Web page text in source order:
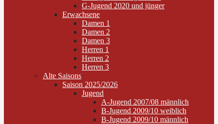
G-Jugend 2020 und jünger
Erwachsene
Damen 1
Damen 2
Damen 3
Herren 1
Herren 2
Herren 3
Alte Saisons
Saison 2025/2026
Jugend
A-Jugend 2007/08 männlich
B-Jugend 2009/10 weiblich
B-Jugend 2009/10 männlich